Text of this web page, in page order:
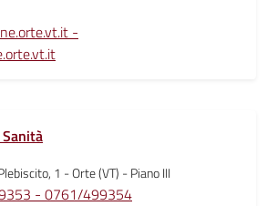
-
1 - Orte (VT) - Piano III
- 0761/499354